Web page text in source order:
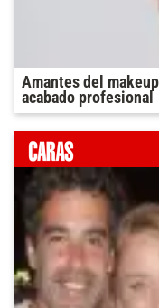
Amantes del
acabado profesional